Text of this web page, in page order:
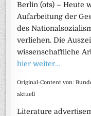
Berlin (ots) – Heute
Aufarbeitung der
des
verliehen. Die
wissenschaftliche
hier weiter…
Original-Content von:
aktuell
Literature